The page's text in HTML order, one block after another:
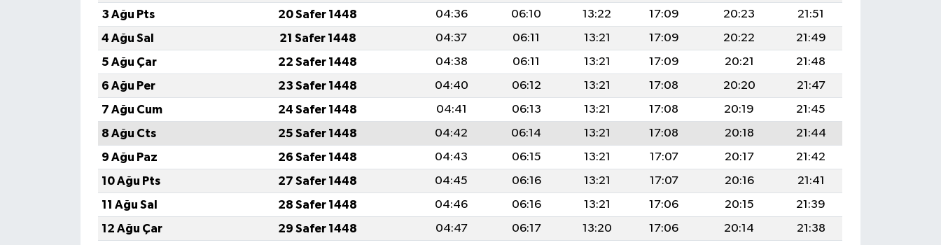
3 Ağu Pts
20 Safer 1448 04:36 06:10 13:22 17:09 20:23
21:51
4 Ağu Sal
21 Safer 1448 04:37 06:11 13:21 17:09 20:22
21:49
5 Ağu Çar
22 Safer 1448 04:38 06:11 13:21 17:09 20:21
21:48
6 Ağu Per
23 Safer 1448 04:40 06:12 13:21 17:08 20:20
21:47
7 Ağu Cum
24 Safer 1448 04:41 06:13 13:21 17:08 20:19
21:45
8 Ağu Cts
25 Safer 1448 04:42 06:14 13:21 17:08 20:18
21:44
9 Ağu Paz
26 Safer 1448 04:43 06:15 13:21 17:07 20:17
21:42
10 Ağu Pts
27 Safer 1448 04:45 06:16 13:21 17:07 20:16
21:41
11 Ağu Sal
28 Safer 1448 04:46 06:16 13:21 17:06 20:15
21:39
12 Ağu Çar
29 Safer 1448 04:47 06:17 13:20 17:06 20:14
21:38